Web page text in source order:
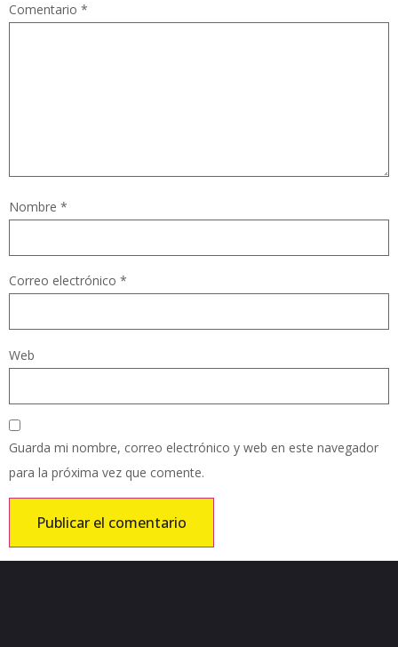
Comentario *
Nombre *
Correo electrónico *
Web
Guarda mi nombre, correo electrónico y web en este navegador
para la próxima vez que comente.